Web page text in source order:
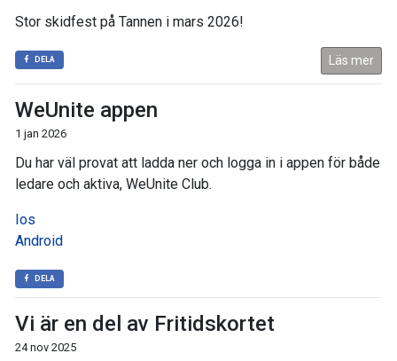
Stor skidfest på Tannen i mars 2026!
DELA Läs mer
WeUnite appen
1 jan 2026
Du har väl provat att ladda ner och logga in i appen för både
ledare och aktiva, WeUnite Club.
Ios
Android
DELA
Vi är en del av Fritidskortet
24 nov 2025